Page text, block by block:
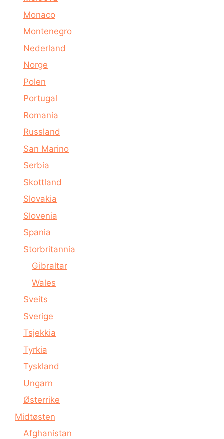
Monaco
Montenegro
Nederland
Norge
Polen
Portugal
Romania
Russland
San Marino
Serbia
Skottland
Slovakia
Slovenia
Spania
Storbritannia
Gibraltar
Wales
Sveits
Sverige
Tsjekkia
Tyrkia
Tyskland
Ungarn
Østerrike
Midtøsten
Afghanistan